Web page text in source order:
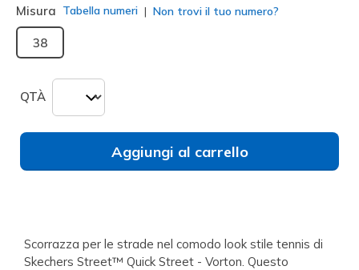
Misura Tabella numeri Non trovi il tuo numero?
38
QTÀ
Aggiungi al carrello
Scorrazza per le strade nel comodo look stile tennis di
Skechers Street™ Quick Street - Vorton. Questo